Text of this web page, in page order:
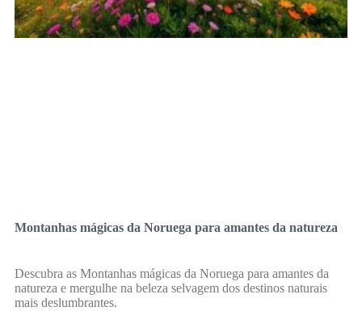
Montanhas mágicas da Noruega para amantes da natureza
Descubra as Montanhas mágicas da Noruega para amantes da
natureza e mergulhe na beleza selvagem dos destinos naturais
mais deslumbrantes.